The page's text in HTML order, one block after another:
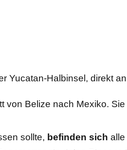
Yucatan-Halbinsel, direkt
von Belize nach Mexiko.
sollte, befinden sich alle